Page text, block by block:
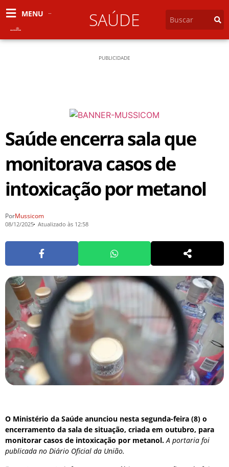
MENU SAÚDE
PUBLICIDADE
Saúde encerra sala que
monitorava casos de
intoxicação por metanol
PorMussicom
08/12/2025 Atualizado às 12:58
O Ministério da Saúde anunciou nesta segunda-feira (8) o
encerramento da sala de situação, criada em outubro, para
monitorar casos de intoxicação por metanol. A portaria foi
publicada no Diário Oficial da União.